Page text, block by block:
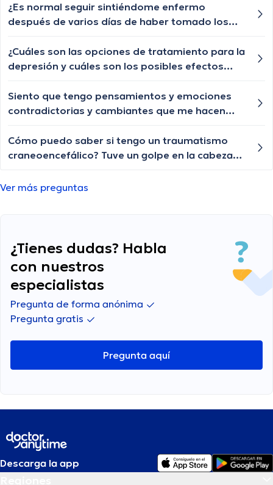
¿Es normal seguir sintiéndome enfermo
después de varios días de haber tomado los
preocupa que pueda tener algo más serio de lo
que me dijeron.
¿Cuáles son las opciones de tratamiento para la
depresión y cuáles son los posibles efectos
antidepresivos?
Siento que tengo pensamientos y emociones
contradictorias y cambiantes que me hacen
trastorno de personalidad múltiple... como se
si me esta pasando?
Cómo puedo saber si tengo un traumatismo
craneoencefálico? Tuve un golpe en la cabeza
problemas más graves en el futuro, por lo que
Ver más preguntas
¿Tienes dudas? Habla
con nuestros
especialistas
Pregunta de forma anónima
Pregunta gratis
Pregunta aquí
Descarga la app